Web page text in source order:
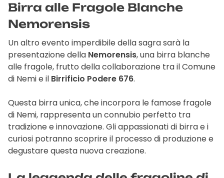
Birra alle Fragole Blanche
Nemorensis
Un altro evento imperdibile della sagra sarà la
presentazione della Nemorensis, una birra blanche
alle fragole, frutto della collaborazione tra il Comune
di Nemi e il Birrificio Podere 676.
Questa birra unica, che incorpora le famose fragole
di Nemi, rappresenta un connubio perfetto tra
tradizione e innovazione. Gli appassionati di birra e i
curiosi potranno scoprire il processo di produzione e
degustare questa nuova creazione.